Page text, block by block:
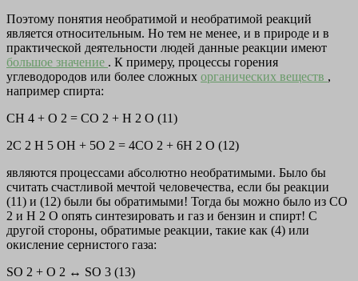
Поэтому понятия необратимой и необратимой реакций
является относительным. Но тем не менее, и в природе и в
практической деятельности людей данные реакции имеют
большое значение . К примеру, процессы горения
углеводородов или более сложных органических веществ ,
например спирта:
СН 4 + О 2 = СО 2 + Н 2 О (11)
2С 2 Н 5 ОН + 5О 2 = 4СО 2 + 6Н 2 О (12)
являются процессами абсолютно необратимыми. Было бы
считать счастливой мечтой человечества, если бы реакции
(11) и (12) были бы обратимыми! Тогда бы можно было из СО
2 и Н 2 О опять синтезировать и газ и бензин и спирт! С
другой стороны, обратимые реакции, такие как (4) или
окисление сернистого газа:
SO 2 + O 2 ↔ SO 3 (13)